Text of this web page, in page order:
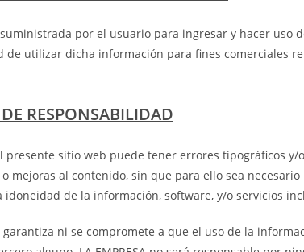
por el usuario para ingresar y hacer uso
de utilizar dicha información para fines comerciales
RESPONSABILIDAD
presente sitio web puede tener errores tipográficos
mejoras al contenido, sin que para ello sea
idoneidad de la información, software, y/o servicios
garantiza ni se compromete a que el uso de la